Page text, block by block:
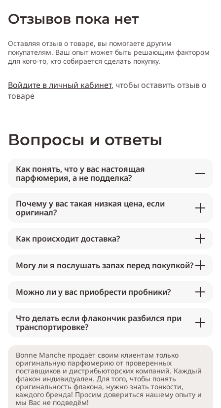
Отзывов пока нет
Оставляя отзыв о товаре, вы помогаете другим
покупателям. Ваш опыт может быть решающим фактором
для кого-то, кто собирается сделать покупку.
Войдите в личный кабинет, чтобы оставить отзыв о
товаре
Вопросы и ответы
Как понять, что у вас настоящая
парфюмерия, а не подделка?
Почему у вас такая низкая цена, если
оригинал?
Как происходит доставка?
Могу ли я послушать запах перед покупкой?
Можно ли у вас приобрести пробники?
Что делать если флакончик разбился при
транспортировке?
Bonne Manche продаёт своим клиентам только
оригинальную парфюмерию от проверенных
поставщиков и дистрибьюторских компаний. Каждый
флакон индивидуален. Для того, чтобы понять
оригинальность флакона, нужно знать тонкости,
каждого бренда! Просим довериться нашему опыту и
мы Вас не подведём!